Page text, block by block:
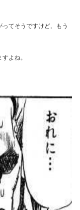
てそうですけど。もう
よね。